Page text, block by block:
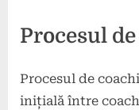
Procesul
Procesul de
inițială între